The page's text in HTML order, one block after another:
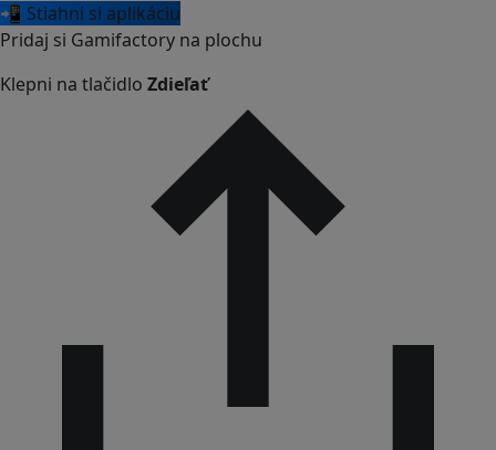
📲 Stiahni si aplikáciu
Pridaj si Gamifactory na plochu
Klepni na tlačidlo Zdieľať